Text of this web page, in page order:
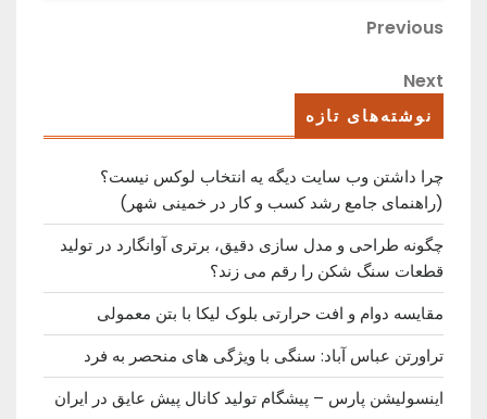
راهبری
نوشته
Previous
Previous
Next
Next
نوشته‌های تازه
چرا داشتن وب سایت دیگه یه انتخاب لوکس نیست؟
(راهنمای جامع رشد کسب ‌و کار در خمینی ‌شهر)
چگونه طراحی و مدل سازی دقیق، برتری آوانگارد در تولید
قطعات سنگ شکن را رقم می زند؟
مقایسه دوام و افت حرارتی بلوک لیکا با بتن معمولی
تراورتن عباس آباد: سنگی با ویژگی های منحصر به فرد
اینسولیشن پارس – پیشگام تولید کانال پیش عایق در ایران